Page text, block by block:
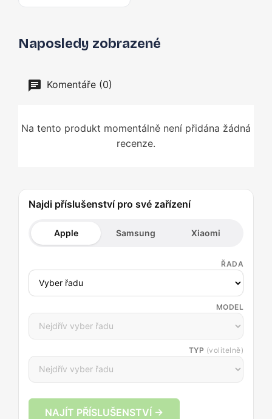
Naposledy zobrazené
Komentáře (0)
Na tento produkt momentálně není přidána žádná
recenze.
Najdi příslušenství pro své zařízení
Apple Samsung Xiaomi
ŘADA
MODEL
TYP (volitelně)
NAJÍT PŘÍSLUŠENSTVÍ →